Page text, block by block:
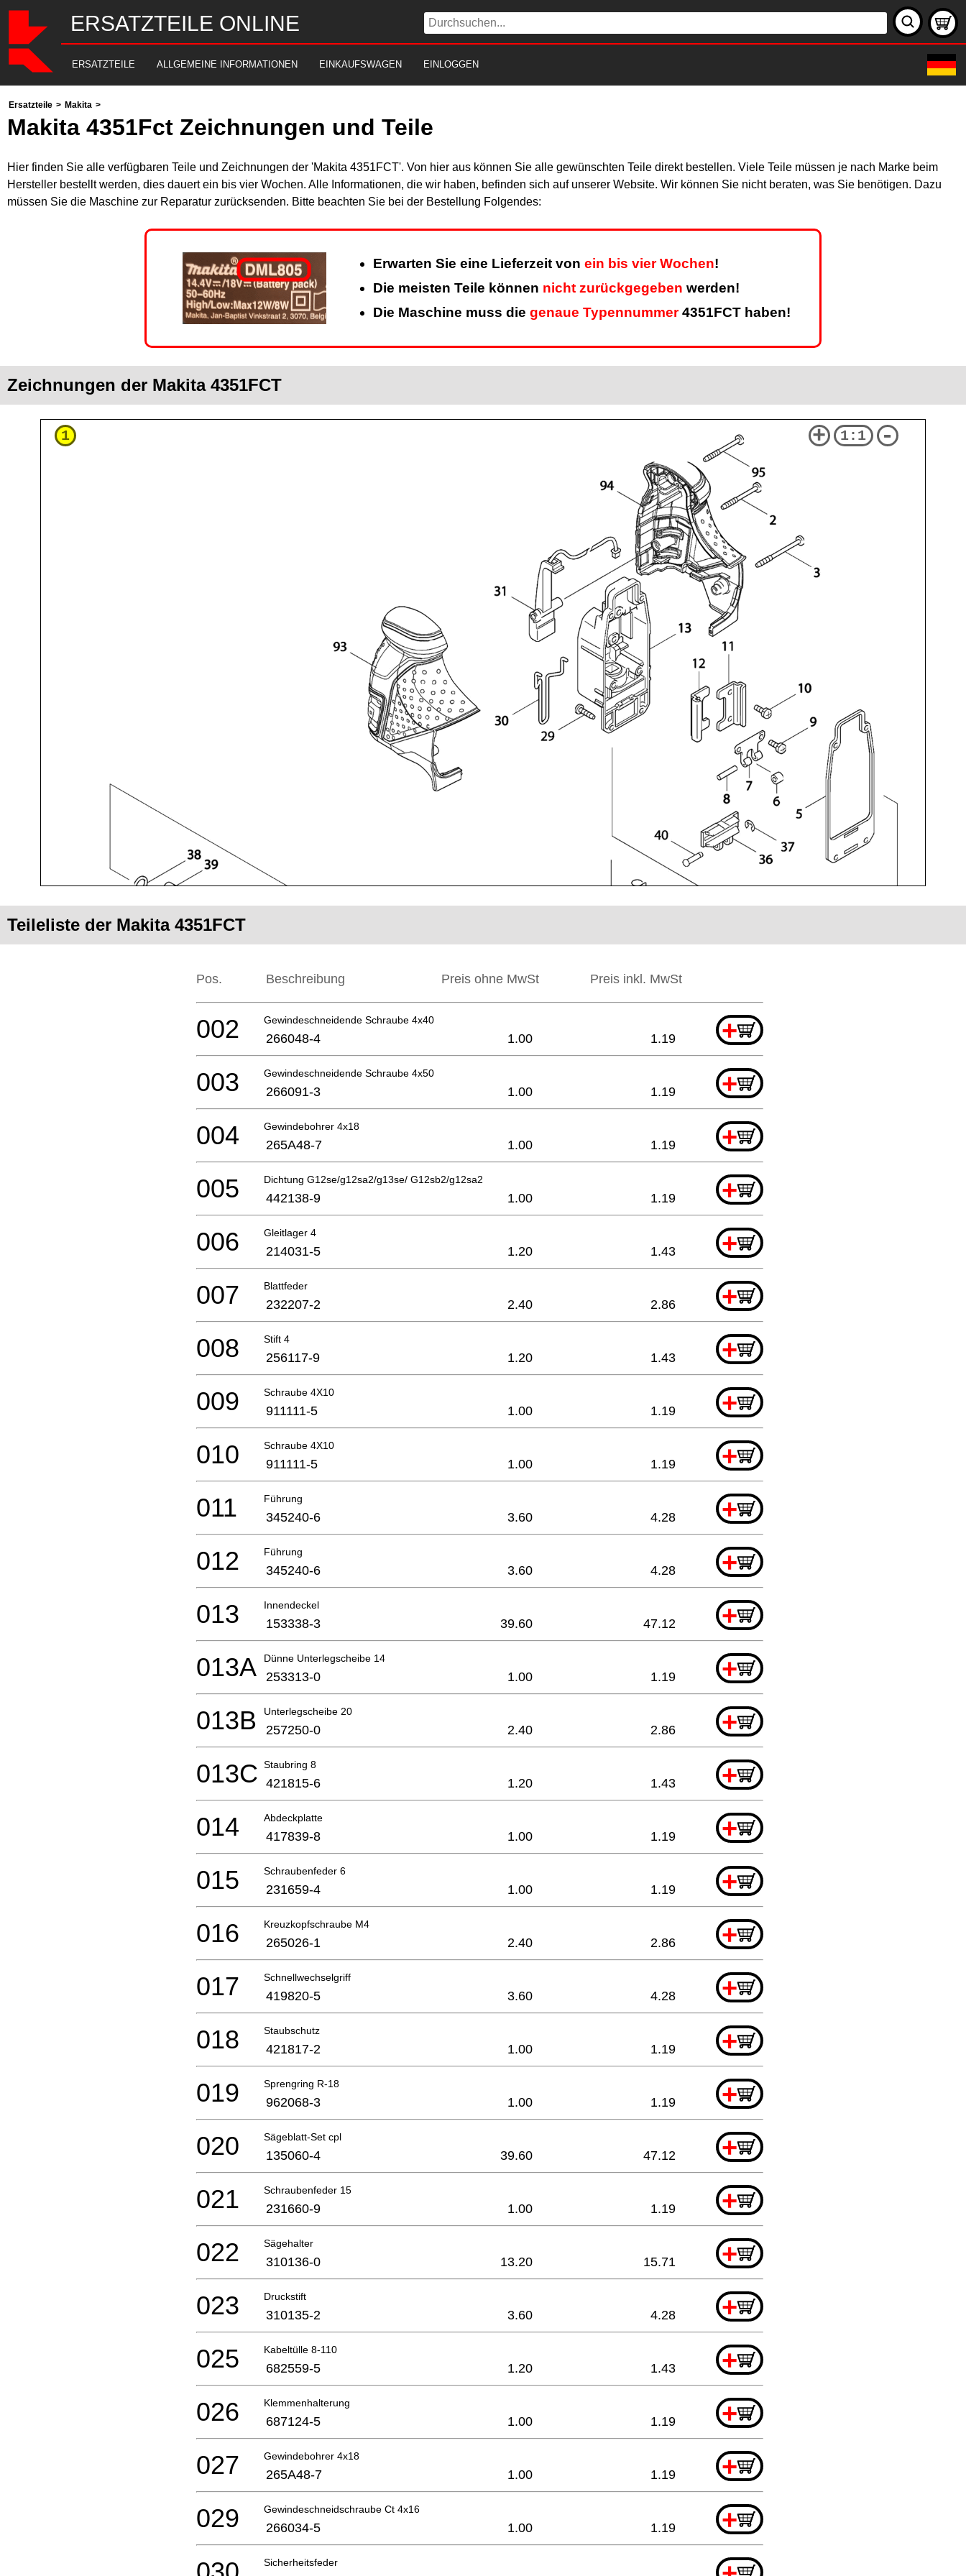
ERSATZTEILE ONLINE
ERSATZTEILE ALLGEMEINE INFORMATIONEN EINKAUFSWAGEN EINLOGGEN
Ersatzteile > Makita >
Makita 4351Fct Zeichnungen und Teile
Hier finden Sie alle verfügbaren Teile und Zeichnungen der 'Makita 4351FCT'. Von hier aus können Sie alle gewünschten Teile direkt bestellen. Viele Teile müssen je nach Marke beim
Hersteller bestellt werden, dies dauert ein bis vier Wochen. Alle Informationen, die wir haben, befinden sich auf unserer Website. Wir können Sie nicht beraten, was Sie benötigen. Dazu
müssen Sie die Maschine zur Reparatur zurücksenden. Bitte beachten Sie bei der Bestellung Folgendes:
Erwarten Sie eine Lieferzeit von ein bis vier Wochen!
Die meisten Teile können nicht zurückgegeben werden!
Die Maschine muss die genaue Typennummer4351FCT haben!
Zeichnungen der Makita 4351FCT
1 + 1:1 -
Teileliste der Makita 4351FCT
Pos. Beschreibung Preis ohne MwSt Preis inkl. MwSt
Gewindeschneidende Schraube 4x40 +
002 266048-4 1.00 1.19
Gewindeschneidende Schraube 4x50 +
003 266091-3 1.00 1.19
Gewindebohrer 4x18 +
004 265A48-7 1.00 1.19
Dichtung G12se/g12sa2/g13se/ G12sb2/g12sa2 +
005 442138-9 1.00 1.19
Gleitlager 4 +
006 214031-5 1.20 1.43
Blattfeder +
007 232207-2 2.40 2.86
Stift 4 +
008 256117-9 1.20 1.43
Schraube 4X10 +
009 911111-5 1.00 1.19
Schraube 4X10 +
010 911111-5 1.00 1.19
Führung +
011 345240-6 3.60 4.28
Führung +
012 345240-6 3.60 4.28
Innendeckel +
013 153338-3 39.60 47.12
Dünne Unterlegscheibe 14 +
013A 253313-0 1.00 1.19
Unterlegscheibe 20 +
013B 257250-0 2.40 2.86
Staubring 8 +
013C 421815-6 1.20 1.43
Abdeckplatte +
014 417839-8 1.00 1.19
Schraubenfeder 6 +
015 231659-4 1.00 1.19
Kreuzkopfschraube M4 +
016 265026-1 2.40 2.86
Schnellwechselgriff +
017 419820-5 3.60 4.28
Staubschutz +
018 421817-2 1.00 1.19
Sprengring R-18 +
019 962068-3 1.00 1.19
Sägeblatt-Set cpl +
020 135060-4 39.60 47.12
Schraubenfeder 15 +
021 231660-9 1.00 1.19
Sägehalter +
022 310136-0 13.20 15.71
Druckstift +
023 310135-2 3.60 4.28
Kabeltülle 8-110 +
025 682559-5 1.20 1.43
Klemmenhalterung +
026 687124-5 1.00 1.19
Gewindebohrer 4x18 +
027 265A48-7 1.00 1.19
Gewindeschneidschraube Ct 4x16 +
029 266034-5 1.00 1.19
Sicherheitsfeder